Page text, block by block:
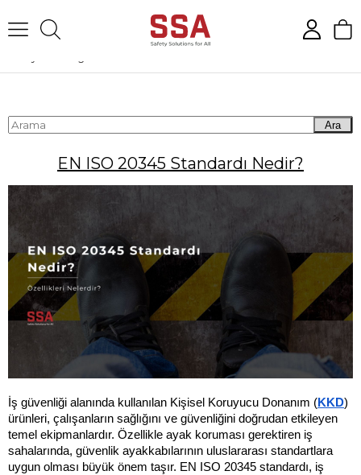
Ara
EN ISO 20345 Standardı Nedir?
İş güvenliği alanında kullanılan Kişisel Koruyucu Donanım (KKD)
ürünleri, çalışanların sağlığını ve güvenliğini doğrudan etkileyen
temel ekipmanlardır. Özellikle ayak koruması gerektiren iş
sahalarında, güvenlik ayakkabılarının uluslararası standartlara
uygun olması büyük önem taşır. EN ISO 20345 standardı, iş